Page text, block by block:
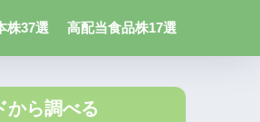
株37選 高配当食品株17選
から調べる